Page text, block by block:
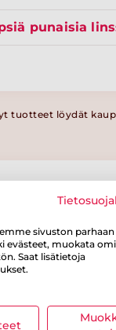
punaisia
tuotteet löydät
/ 100 g
josta
Proteiinia
sivuston parhaan
evästeet, muokata
Saat lisätietoja